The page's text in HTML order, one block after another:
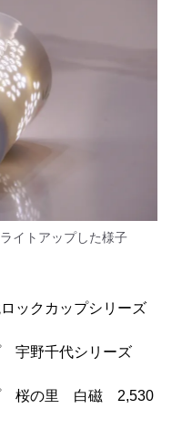
イトアップした様子
クカップシリーズ
宇野千代シリーズ
里 白磁 2,530